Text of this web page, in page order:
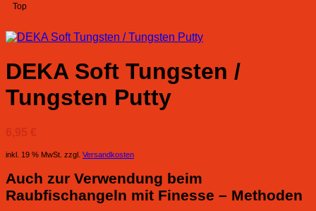
Top
DEKA Soft Tungsten /
Tungsten Putty
6,95 €
inkl. 19 % MwSt. zzgl. Versandkosten
Auch zur Verwendung beim
Raubfischangeln mit Finesse – Methoden